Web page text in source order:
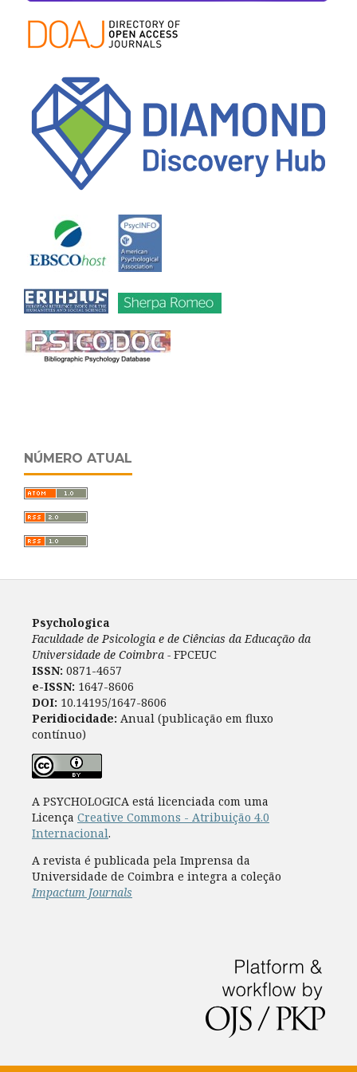
NÚMERO ATUAL
Psychologica
Faculdade de Psicologia e de Ciências da Educação da
Universidade de Coimbra - FPCEUC
ISSN: 0871-4657
e-ISSN: 1647-8606
DOI: 10.14195/1647-8606
Peridiocidade: Anual (publicação em fluxo
contínuo)
A PSYCHOLOGICA está licenciada com uma
Licença Creative Commons - Atribuição 4.0
Internacional.
A revista é publicada pela Imprensa da
Universidade de Coimbra e integra a coleção
Impactum Journals